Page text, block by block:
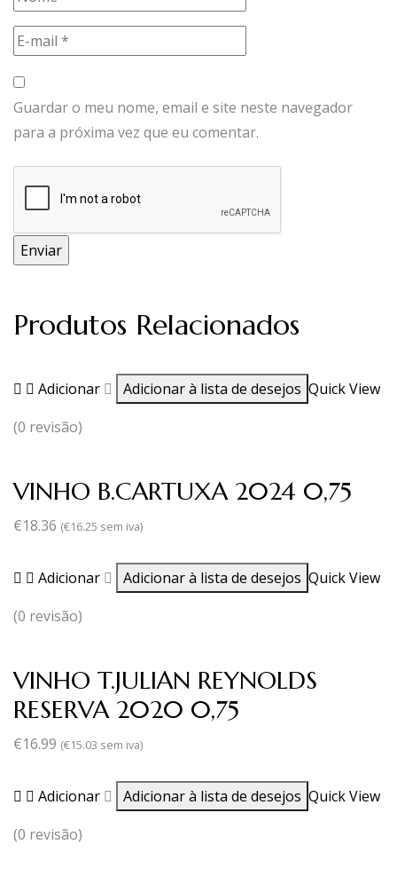
Guardar o meu nome, email e site neste navegador
para a próxima vez que eu comentar.
Produtos Relacionados
Adicionar Adicionar à lista de desejos Quick View
(0 revisão)
VINHO B.CARTUXA 2024 0,75
€18.36 (€16.25 sem iva)
Adicionar Adicionar à lista de desejos Quick View
(0 revisão)
VINHO T.JULIAN REYNOLDS
RESERVA 2020 0,75
€16.99 (€15.03 sem iva)
Adicionar Adicionar à lista de desejos Quick View
(0 revisão)